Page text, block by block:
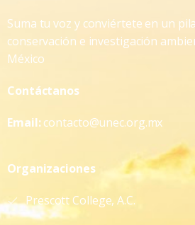
Suma tu voz y conviértete en un
conservación e investigación
México
Contáctanos
Email:contacto@unec.org.mx
Organizaciones
Prescott College, A.C.